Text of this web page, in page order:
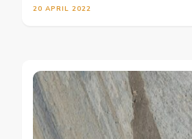
20 APRIL 2022